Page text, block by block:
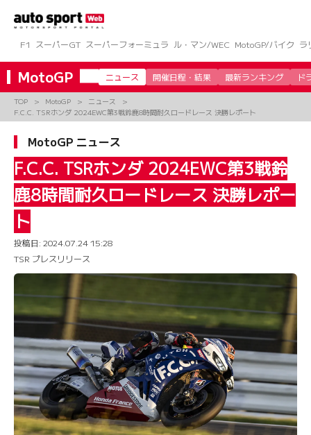
ツ
へ
ス
キ
プ
F1 スーパーGT スーパーフォーミュラ ル・マン/WEC MotoGP/バイク ラ
MotoGP ニュース 開催日程・結果 最新ランキング ド
TOP MotoGP
ニュース
F.C.C. TSRホンダ 2024EWC第3戦鈴鹿8時間耐久ロードレース 決勝レポート
MotoGP ニュース
F.C.C. TSRホンダ 2024EWC第3戦鈴
鹿8時間耐久ロードレース 決勝レポー
ト
投稿日: 2024.07.24 15:28
TSR プレスリリース